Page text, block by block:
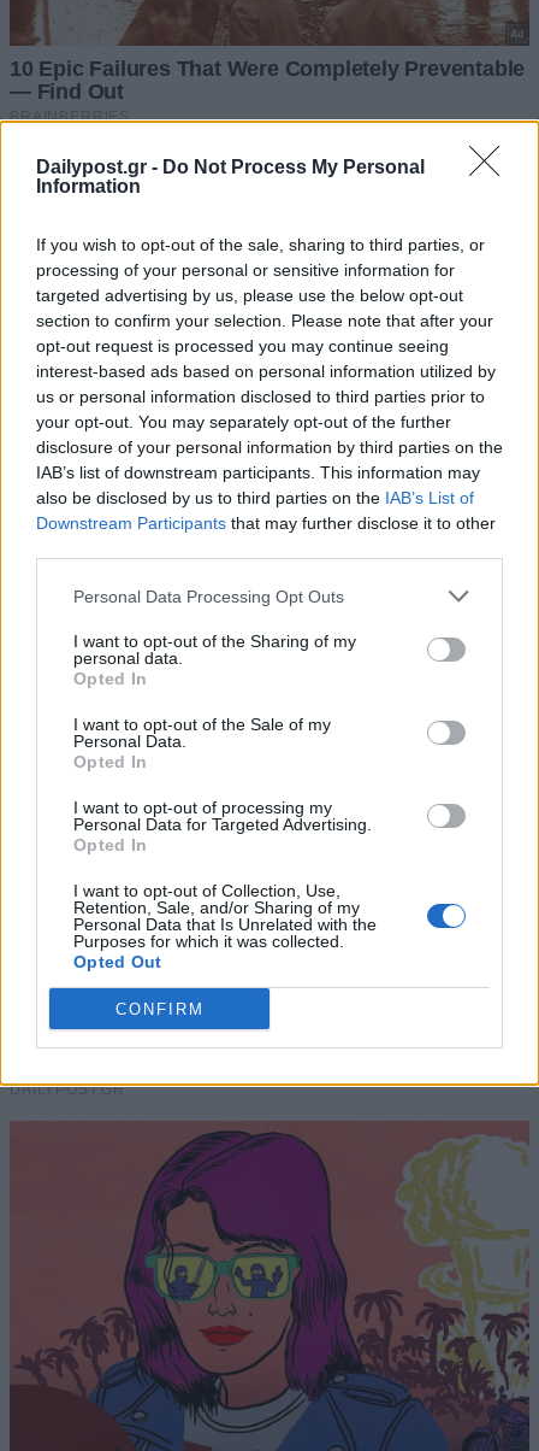
Dailypost.gr - Do Not Process My Personal
Information
If you wish to opt-out of the sale, sharing to third parties, or
processing of your personal or sensitive information for
targeted advertising by us, please use the below opt-out
section to confirm your selection. Please note that after your
opt-out request is processed you may continue seeing
interest-based ads based on personal information utilized by
us or personal information disclosed to third parties prior to
your opt-out. You may separately opt-out of the further
disclosure of your personal information by third parties on the
IAB’s list of downstream participants. This information may
also be disclosed by us to third parties on the IAB’s List of
Downstream Participants that may further disclose it to other
Personal Data Processing Opt Outs
I want to opt-out of the Sharing of my
personal data.
Opted In
I want to opt-out of the Sale of my
Personal Data.
Opted In
I want to opt-out of processing my
Personal Data for Targeted Advertising.
Opted In
I want to opt-out of Collection, Use,
Retention, Sale, and/or Sharing of my
Personal Data that Is Unrelated with the
Purposes for which it was collected.
Opted Out
CONFIRM